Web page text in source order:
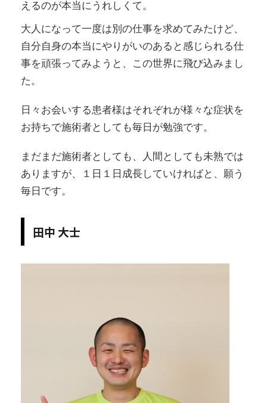
えるのが本当にうれしくて。
大人になって一度は別の仕事を求めてみたけど、
自分自身の本当にやりがいのあると感じられる仕
事を頑張ってみようと、この世界に飛び込みまし
た。
日々お会いする患者様はそれぞれが様々な症状を
お持ちで施術者としても毎日が勉強です。
まだまだ施術者としても、人間としても未熟では
ありますが、１日１日成長していければと、願う
毎日です。
田中 大士